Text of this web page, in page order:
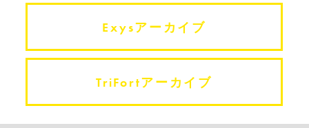
Exysアーカイブ
TriFortアーカイブ